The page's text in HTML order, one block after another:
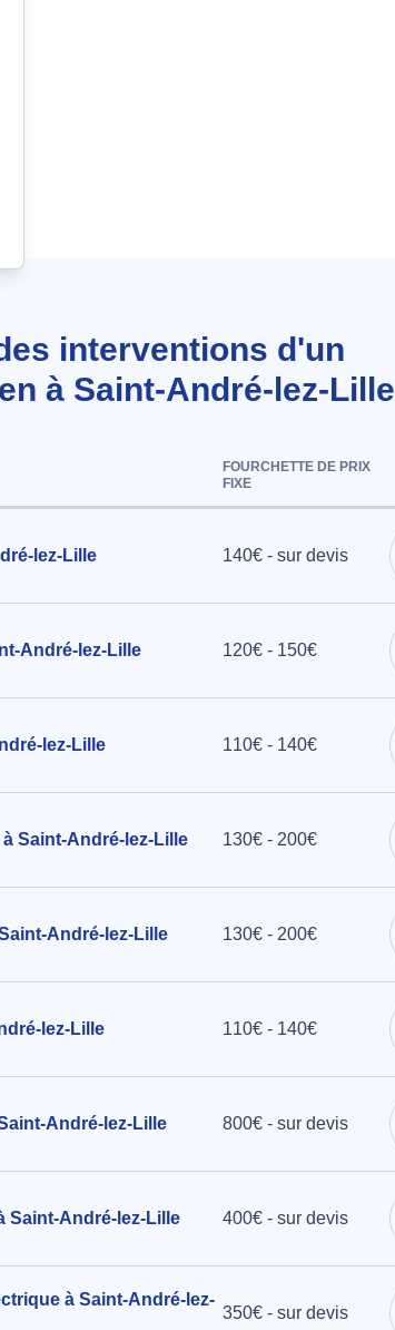
interventions d'un
à Saint-André-lez-Lille
FOURCHETTE DE PRIX
FIXE
lez-Lille 140€ - sur devis
André-lez-Lille 120€ - 150€
lez-Lille 110€ - 140€
Saint-André-lez-Lille 130€ - 200€
André-lez-Lille 130€ - 200€
lez-Lille 110€ - 140€
André-lez-Lille 800€ - sur devis
Saint-André-lez-Lille 400€ - sur devis
à Saint-André-lez-
350€ - sur devis